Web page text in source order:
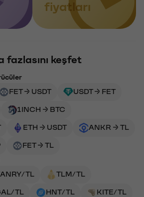
fiyatları
fazlasını keşfet
FET → USDT USDT → FET
1INCH → BTC
ETH → USDT ANKR → TL
FET → TL
TL TLM/TL
TL HNT/TL KITE/TL